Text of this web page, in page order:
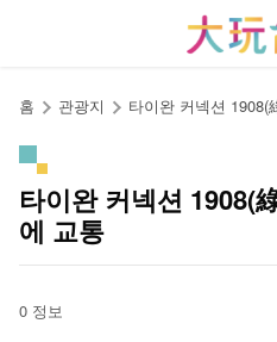
홈 관광지 타이완 커넥션 1908(
타이완 커넥션 1908(
에 교통
0 정보